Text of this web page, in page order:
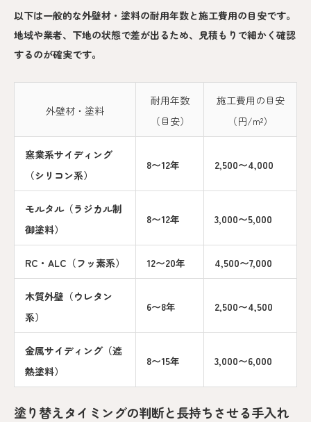
以下は一般的な外壁材・塗料の耐用年数と施工費用の目安です。
地域や業者、下地の状態で差が出るため、見積もりで細かく確認
するのが確実です。
外壁材・塗料
耐用年数
（目安）
施工費用の目安
（円/m²）
窯業系サイディング
（シリコン系）
8〜12年 2,500〜4,000
モルタル（ラジカル制
御塗料）
8〜12年 3,000〜5,000
RC・ALC（フッ素系） 12〜20年 4,500〜7,000
木質外壁（ウレタン
系）
6〜8年 2,500〜4,500
金属サイディング（遮
熱塗料）
8〜15年 3,000〜6,000
塗り替えタイミングの判断と長持ちさせる手入れ